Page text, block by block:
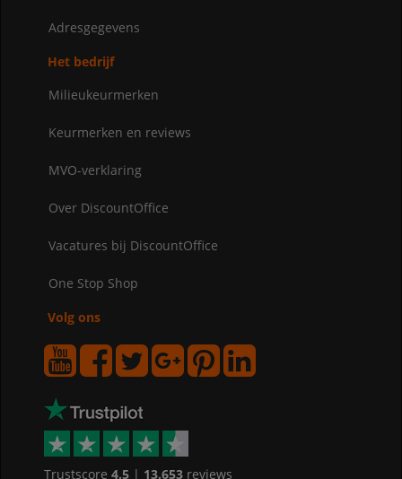
Adresgegevens
Het bedrijf
Milieukeurmerken
Keurmerken en reviews
MVO-verklaring
Over DiscountOffice
Vacatures bij DiscountOffice
One Stop Shop
Volg ons
Trustscore 4.5| 13.653reviews